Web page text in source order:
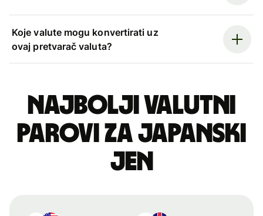
Koje valute mogu konvertirati uz
ovaj pretvarač valuta?
Najbolji valutni
parovi za japanski
jen